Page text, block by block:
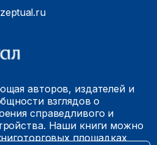
авторов, издателей и
взглядов о
справедливого и
Наши книги можно
площадках